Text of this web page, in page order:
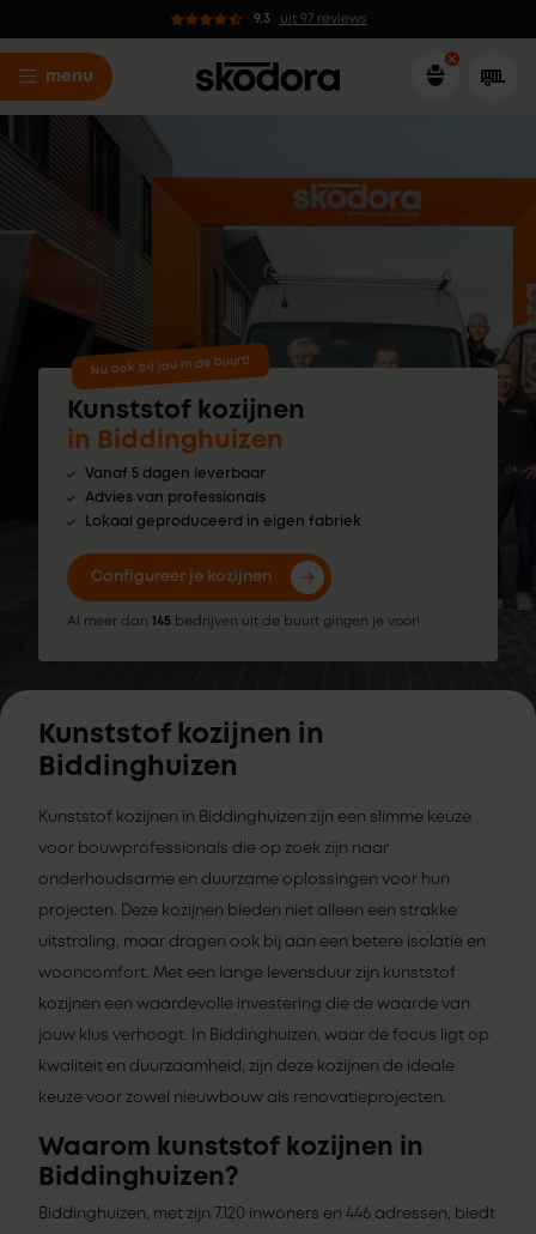
9.3 uit 97 reviews
menu
Nu ook bij jou in de buurt!
Kunststof kozijnen
in Biddinghuizen
Vanaf 5 dagen leverbaar
Advies van professionals
Lokaal geproduceerd in eigen fabriek
Configureer je kozijnen
Al meer dan 145 bedrijven uit de buurt gingen je voor!
Kunststof kozijnen in
Biddinghuizen
Kunststof kozijnen in Biddinghuizen zijn een slimme keuze
voor bouwprofessionals die op zoek zijn naar
onderhoudsarme en duurzame oplossingen voor hun
projecten. Deze kozijnen bieden niet alleen een strakke
uitstraling, maar dragen ook bij aan een betere isolatie en
wooncomfort. Met een lange levensduur zijn kunststof
kozijnen een waardevolle investering die de waarde van
jouw klus verhoogt. In Biddinghuizen, waar de focus ligt op
kwaliteit en duurzaamheid, zijn deze kozijnen de ideale
keuze voor zowel nieuwbouw als renovatieprojecten.
Waarom kunststof kozijnen in
Biddinghuizen?
Biddinghuizen, met zijn 7.120 inwoners en 446 adressen, biedt